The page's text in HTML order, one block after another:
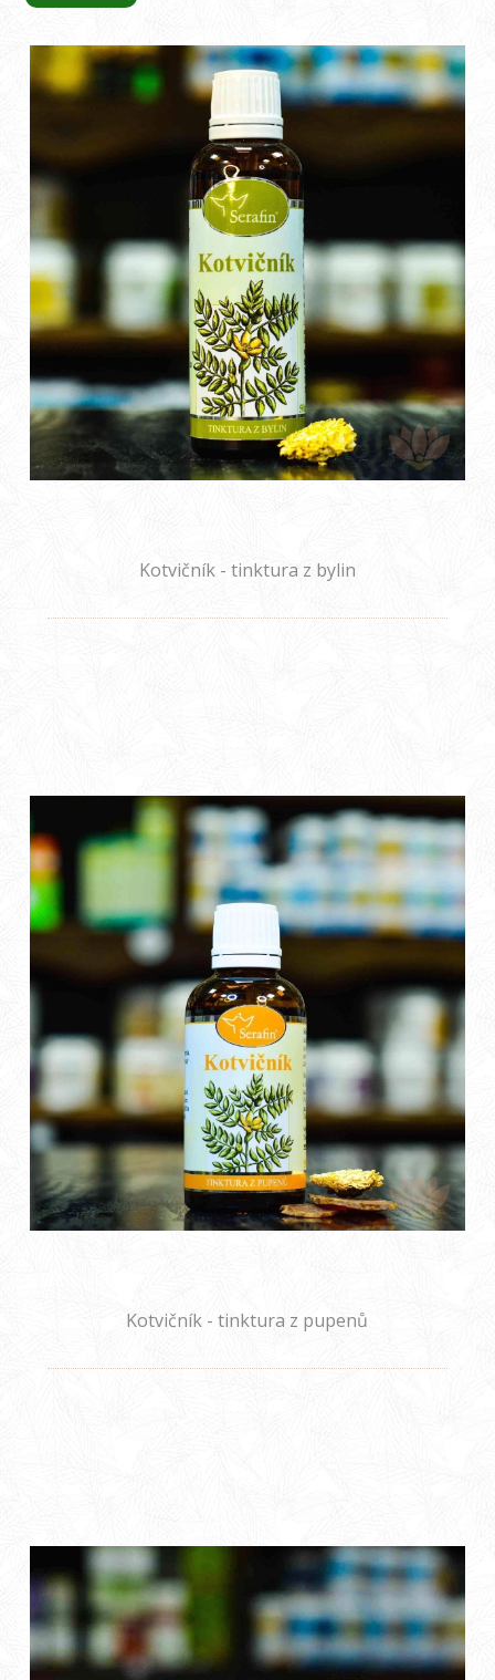
Kotvičník - tinktura z bylin
Kotvičník - tinktura z pupenů